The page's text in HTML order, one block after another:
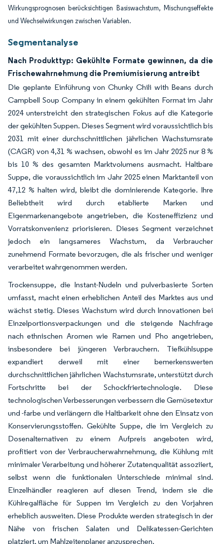
Wirkungsprognosen berücksichtigen Basiswachstum, Mischungseffekte
und Wechselwirkungen zwischen Variablen.
Segmentanalyse
Nach Produkttyp: Gekühlte Formate gewinnen, da die
Frischewahrnehmung die Premiumisierung antreibt
Die geplante Einführung von Chunky Chili with Beans durch
Campbell Soup Company in einem gekühlten Format im Jahr
2024 unterstreicht den strategischen Fokus auf die Kategorie
der gekühlten Suppen. Dieses Segment wird voraussichtlich bis
2031 mit einer durchschnittlichen jährlichen Wachstumsrate
(CAGR) von 4,31 % wachsen, obwohl es im Jahr 2025 nur 8 %
bis 10 % des gesamten Marktvolumens ausmacht. Haltbare
Suppe, die voraussichtlich im Jahr 2025 einen Marktanteil von
47,12 % halten wird, bleibt die dominierende Kategorie. Ihre
Beliebtheit wird durch etablierte Marken und
Eigenmarkenangebote angetrieben, die Kosteneffizienz und
Vorratskonvenienz priorisieren. Dieses Segment verzeichnet
jedoch ein langsameres Wachstum, da Verbraucher
zunehmend Formate bevorzugen, die als frischer und weniger
verarbeitet wahrgenommen werden.
Trockensuppe, die Instant-Nudeln und pulverbasierte Sorten
umfasst, macht einen erheblichen Anteil des Marktes aus und
wächst stetig. Dieses Wachstum wird durch Innovationen bei
Einzelportionsverpackungen und die steigende Nachfrage
nach ethnischen Aromen wie Ramen und Pho angetrieben,
insbesondere bei jüngeren Verbrauchern. Tiefkühlsuppe
expandiert derweil mit einer bemerkenswerten
durchschnittlichen jährlichen Wachstumsrate, unterstützt durch
Fortschritte bei der Schockfriertechnologie. Diese
technologischen Verbesserungen verbessern die Gemüsetextur
und -farbe und verlängern die Haltbarkeit ohne den Einsatz von
Konservierungsstoffen. Gekühlte Suppe, die im Vergleich zu
Dosenalternativen zu einem Aufpreis angeboten wird,
profitiert von der Verbraucherwahrnehmung, die Kühlung mit
minimaler Verarbeitung und höherer Zutatenqualität assoziiert,
selbst wenn die funktionalen Unterschiede minimal sind.
Einzelhändler reagieren auf diesen Trend, indem sie die
Kühlregalfläche für Suppen im Vergleich zu den Vorjahren
erheblich ausweiten. Diese Produkte werden strategisch in der
Nähe von frischen Salaten und Delikatessen-Gerichten
platziert, um Mahlzeitenplaner anzusprechen.